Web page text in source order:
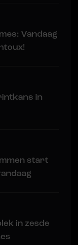
Vandaag
in
start
in zesde